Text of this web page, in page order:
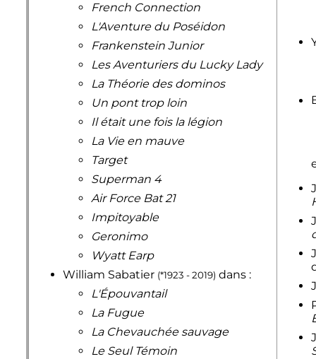
French Connection
L'Aventure du Poséidon
Frankenstein Junior
Les Aventuriers du Lucky Lady
La Théorie des dominos
Un pont trop loin
Il était une fois la légion
La Vie en mauve
Target
Superman 4
Air Force Bat 21
Impitoyable
Geronimo
Wyatt Earp
William Sabatier (*1923 - 2019) dans :
L'Épouvantail
La Fugue
La Chevauchée sauvage
Le Seul Témoin